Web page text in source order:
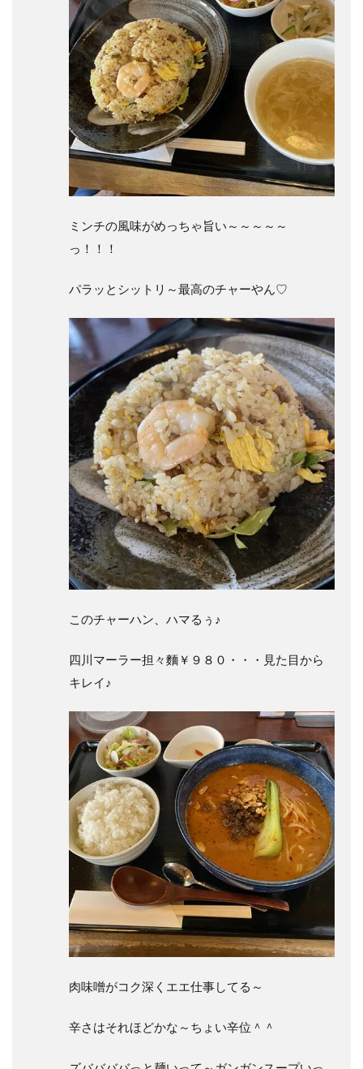
ミンチの風味がめっちゃ旨い～～～～～
っ！！！
パラッとシットリ～最高のチャーやん♡
このチャーハン、ハマるぅ♪
四川マーラー担々麵￥９８０・・・見た目から
キレイ♪
肉味噌がコク深くエエ仕事してる～
辛さはそれほどかな～ちょい辛位＾＾